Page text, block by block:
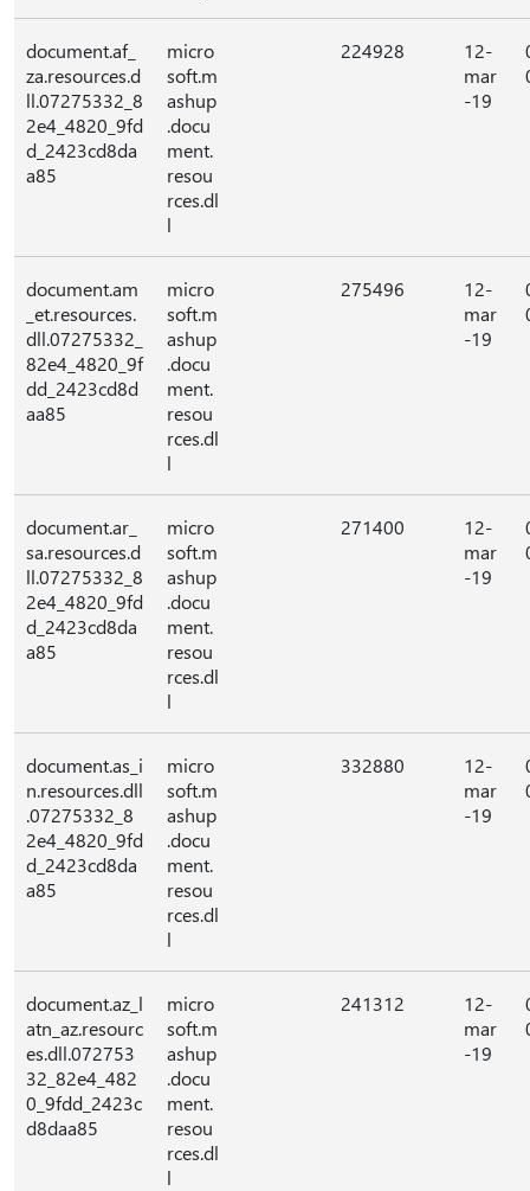
document.af_
za.resources.d
ll.07275332_8
2e4_4820_9fd
d_2423cd8da
a85
micro
soft.m
ashup
.docu
ment.
resou
rces.dl
l
224928
12-
mar
-19
document.am
_et.resources.
dll.07275332_
82e4_4820_9f
dd_2423cd8d
aa85
micro
soft.m
ashup
.docu
ment.
resou
rces.dl
l
275496
12-
mar
-19
document.ar_
sa.resources.d
ll.07275332_8
2e4_4820_9fd
d_2423cd8da
a85
micro
soft.m
ashup
.docu
ment.
resou
rces.dl
l
271400
12-
mar
-19
document.as_i
n.resources.dll
.07275332_8
2e4_4820_9fd
d_2423cd8da
a85
micro
soft.m
ashup
.docu
ment.
resou
rces.dl
l
332880
12-
mar
-19
document.az_l
atn_az.resourc
es.dll.072753
32_82e4_482
0_9fdd_2423c
d8daa85
micro
soft.m
ashup
.docu
ment.
resou
rces.dl
l
241312
12-
mar
-19